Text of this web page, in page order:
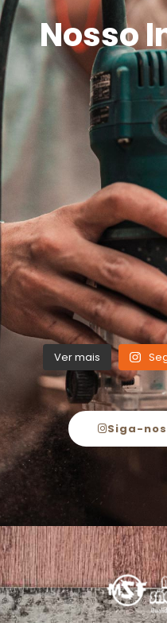
Nosso
Ver mais
Siga-